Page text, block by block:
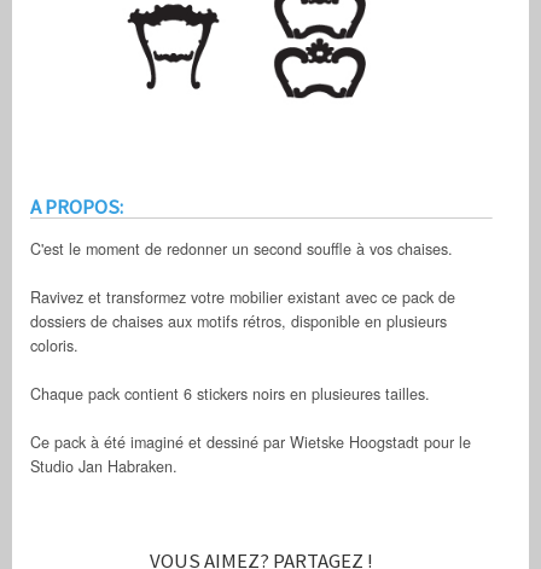
A PROPOS:
C'est le moment de redonner un second souffle à vos chaises.
Ravivez et transformez votre mobilier existant avec ce pack de
dossiers de chaises aux motifs rétros, disponible en plusieurs
coloris.
Chaque pack contient 6 stickers noirs en plusieures tailles.
Ce pack à été imaginé et dessiné par Wietske Hoogstadt pour le
Studio Jan Habraken.
VOUS AIMEZ? PARTAGEZ !